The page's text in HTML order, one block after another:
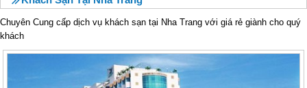
Chuyên Cung cấp dịch vụ khách sạn tại Nha Trang với giá rẻ giành cho quý
khách